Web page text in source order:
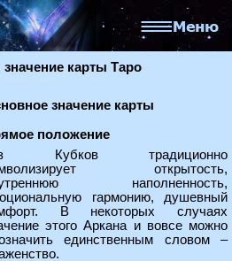
значение карты Таро
значение карты
положение
Кубков традиционно
открытость,
наполненность,
гармонию, душевный
В некоторых случаях
этого Аркана и вовсе можно
единственным словом –